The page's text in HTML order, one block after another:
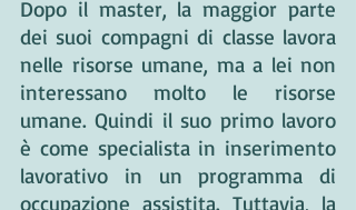
Dopo il master, la maggior parte
dei suoi compagni di classe lavora
nelle risorse umane, ma a lei non
interessano molto le risorse
umane. Quindi il suo primo lavoro
è come specialista in inserimento
lavorativo in un programma di
occupazione assistita. Tuttavia, la